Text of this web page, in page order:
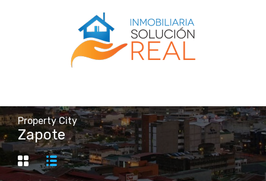
Property City
Zapote